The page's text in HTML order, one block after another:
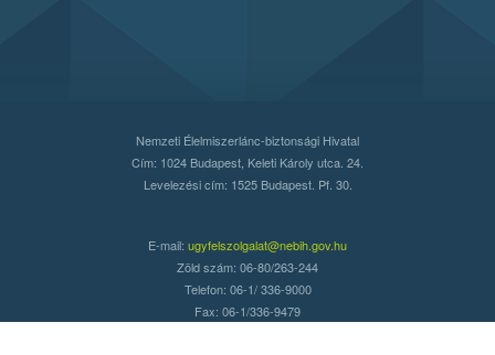
Nemzeti Élelmiszerlánc-biztonsági Hivatal
Cím: 1024 Budapest, Keleti Károly utca. 24.
Levelezési cím: 1525 Budapest. Pf. 30.
E-mail: ugyfelszolgalat@nebih.gov.hu
Zöld szám: 06-80/263-244
Telefon: 06-1/ 336-9000
Fax: 06-1/336-9479